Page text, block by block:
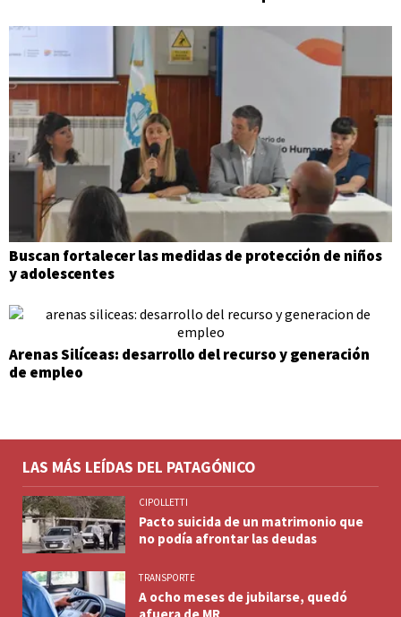
Buscan fortalecer las medidas de protección de niños
y adolescentes
Arenas Silíceas: desarrollo del recurso y generación
de empleo
LAS MÁS LEÍDAS DEL PATAGÓNICO
CIPOLLETTI
Pacto suicida de un matrimonio que
no podía afrontar las deudas
TRANSPORTE
A ocho meses de jubilarse, quedó